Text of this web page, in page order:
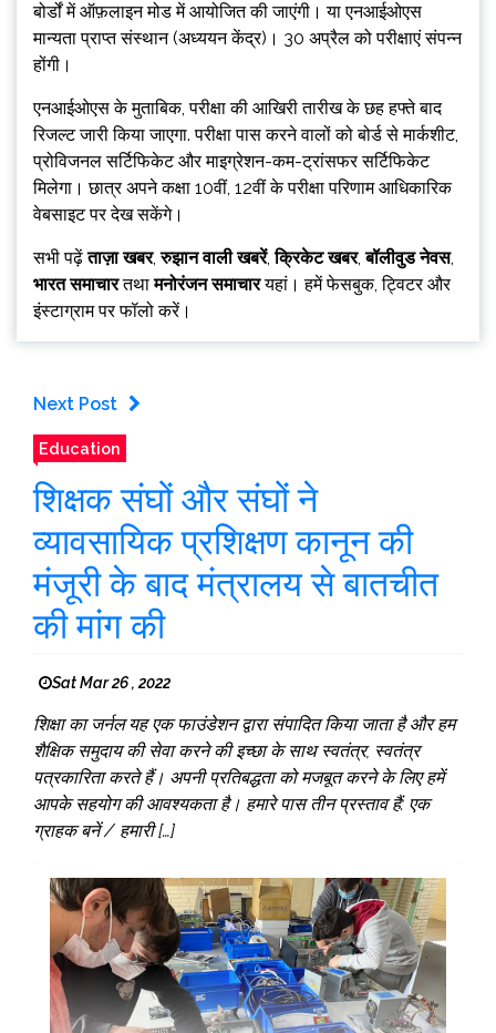
बोर्डों में ऑफ़लाइन मोड में आयोजित की जाएंगी। या एनआईओएस
मान्यता प्राप्त संस्थान (अध्ययन केंद्र)। 30 अप्रैल को परीक्षाएं संपन्न
होंगी।
एनआईओएस के मुताबिक, परीक्षा की आखिरी तारीख के छह हफ्ते बाद
रिजल्ट जारी किया जाएगा. परीक्षा पास करने वालों को बोर्ड से मार्कशीट,
प्रोविजनल सर्टिफिकेट और माइग्रेशन-कम-ट्रांसफर सर्टिफिकेट
मिलेगा। छात्र अपने कक्षा 10वीं, 12वीं के परीक्षा परिणाम आधिकारिक
वेबसाइट पर देख सकेंगे।
सभी पढ़ेंताज़ा खबर,रुझान वाली खबरें,क्रिकेट खबर,बॉलीवुड नेवस,
भारत समाचारतथामनोरंजन समाचारयहां। हमें फेसबुक, ट्विटर और
इंस्टाग्राम पर फॉलो करें।
Next Post
Education
शिक्षक संघों और संघों ने
व्यावसायिक प्रशिक्षण कानून की
मंजूरी के बाद मंत्रालय से बातचीत
की मांग की
Sat Mar 26 , 2022
शिक्षा का जर्नल यह एक फाउंडेशन द्वारा संपादित किया जाता है और हम
शैक्षिक समुदाय की सेवा करने की इच्छा के साथ स्वतंत्र, स्वतंत्र
पत्रकारिता करते हैं। अपनी प्रतिबद्धता को मजबूत करने के लिए हमें
आपके सहयोग की आवश्यकता है। हमारे पास तीन प्रस्ताव हैं: एक
ग्राहक बनें / हमारी […]